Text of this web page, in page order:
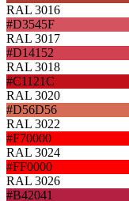
RAL 3016
#D3545F
RAL 3017
#D14152
RAL 3018
#C1121C
RAL 3020
#D56D56
RAL 3022
#F70000
RAL 3024
#FF0000
RAL 3026
#B42041